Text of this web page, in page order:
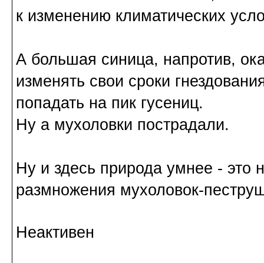
к изменению климатических
А большая синица, напротив,
изменять свои сроки
попадать на пик гусениц.
Ну а мухоловки пострадали.
Ну и здесь природа умнее - это
размножения мухоловок-
Неактивен